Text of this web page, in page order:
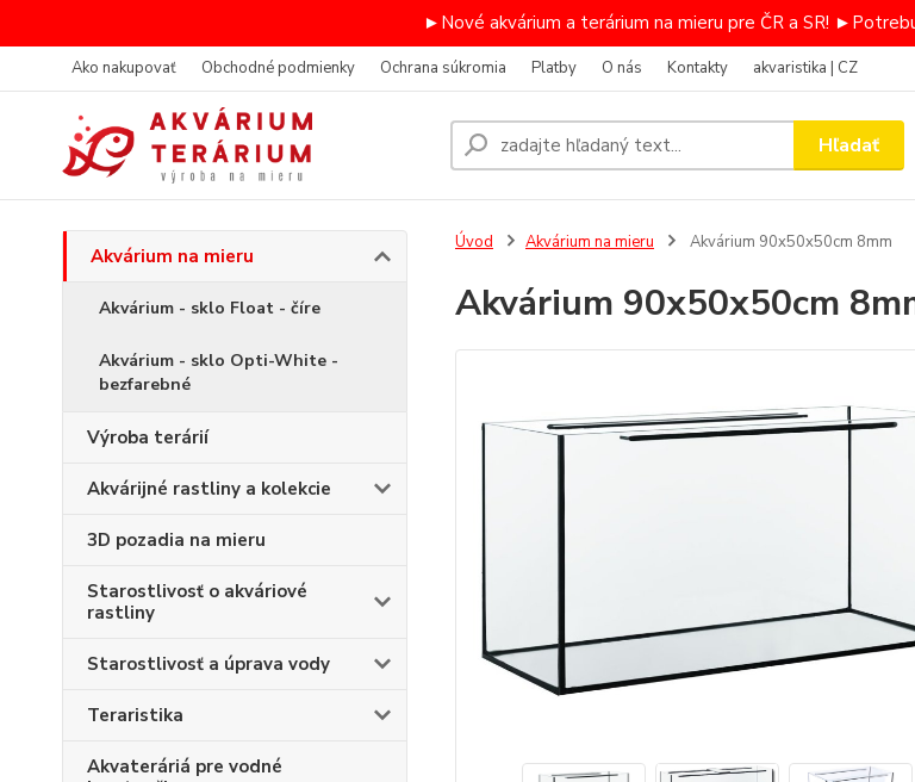
►Nové akvárium a terárium na mieru pre ČR a SR!
Ako nakupovať Obchodné podmienky Ochrana súkromia Platby O nás Kontakty akvaristika | CZ
Hľadať
Akvárium na mieru
Akvárium - sklo Float - číre
Akvárium - sklo Opti-White -
bezfarebné
Výroba terárií
Akvárijné rastliny a kolekcie
3D pozadia na mieru
Starostlivosť o akváriové
rastliny
Starostlivosť a úprava vody
Teraristika
Akvateráriá pre vodné
Úvod Akvárium na mieru Akvárium 90x50x50cm 8mm
Akvárium 90x50x50cm